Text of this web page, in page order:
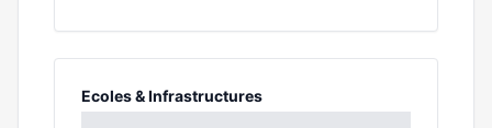
Ecoles & Infrastructures